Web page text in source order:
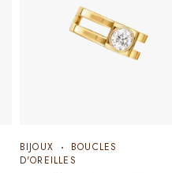
BIJOUX
BOUCLES
D'OREILLES